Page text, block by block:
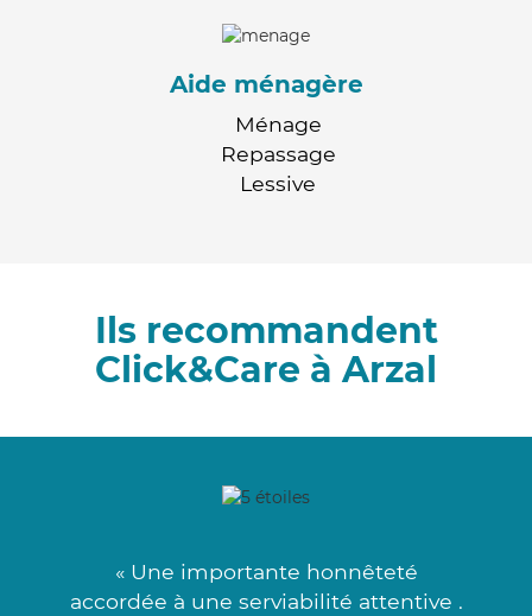
Aide ménagère
Ménage
Repassage
Lessive
Ils recommandent
Click&Care à Arzal
« Une importante honnêteté
accordée à une serviabilité attentive .